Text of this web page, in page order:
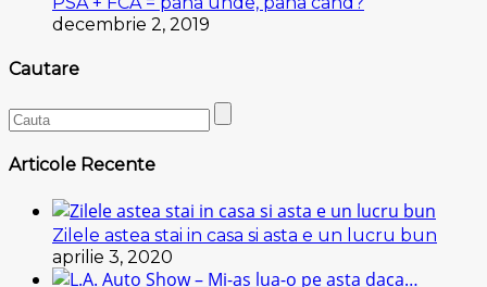
decembrie 2, 2019
Cautare
Articole Recente
Zilele astea stai in casa si asta e un lucru bun
aprilie 3, 2020